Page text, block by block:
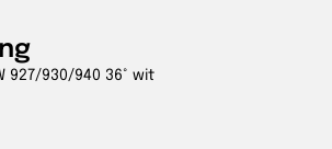
927/930/940 36° wit